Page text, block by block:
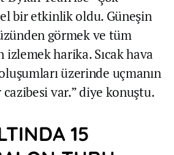
bir etkinlik oldu. Güneşin
görmek ve tüm
harika. Sıcak hava
üzerinde uçmanın
var.” diye konuştu.
15